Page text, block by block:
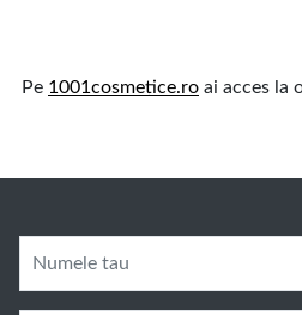
Pe 1001cosmetice.ro ai acces la
Numele tau